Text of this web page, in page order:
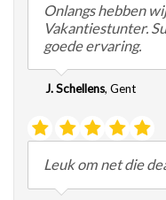
Onlangs hebben
Vakantiestunter.
goede ervaring.
J. Schellens, Gent
Leuk om net die